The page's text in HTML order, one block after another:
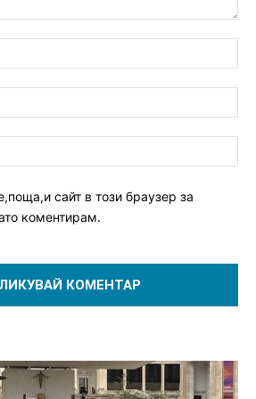
сайт в този браузер за
коментирам.